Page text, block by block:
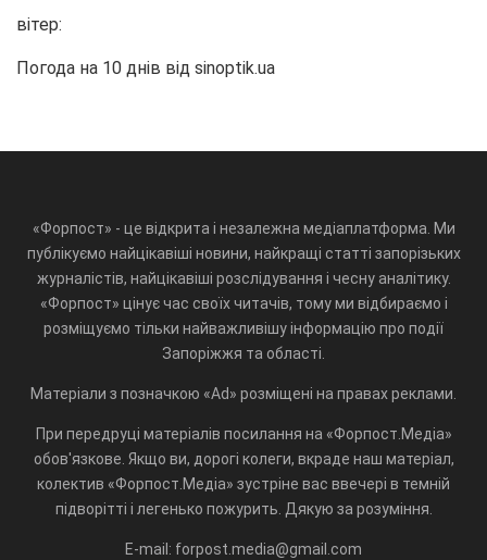
вітер:
Погода на 10 днів від sinoptik.ua
«Форпост» - це відкрита і незалежна медіаплатформа. Ми
публікуємо найцікавіші новини, найкращі статті запорізьких
журналістів, найцікавіші розслідування і чесну аналітику.
«Форпост» цінує час своїх читачів, тому ми відбираємо і
розміщуємо тільки найважливішу інформацію про події
Запоріжжя та області.
Матеріали з позначкою «Ad» розміщені на правах реклами.
При передруці матеріалів посилання на «Форпост.Медіа»
обов'язкове. Якщо ви, дорогі колеги, вкраде наш матеріал,
колектив «Форпост.Медіа» зустріне вас ввечері в темній
підворітті і легенько пожурить. Дякую за розуміння.
E-mail: forpost.media@gmail.com